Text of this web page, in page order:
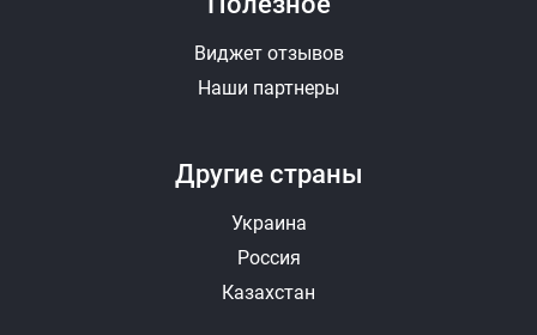
Другие страны
Украина
Россия
Казахстан
Виджет отзывов
Наши партнеры